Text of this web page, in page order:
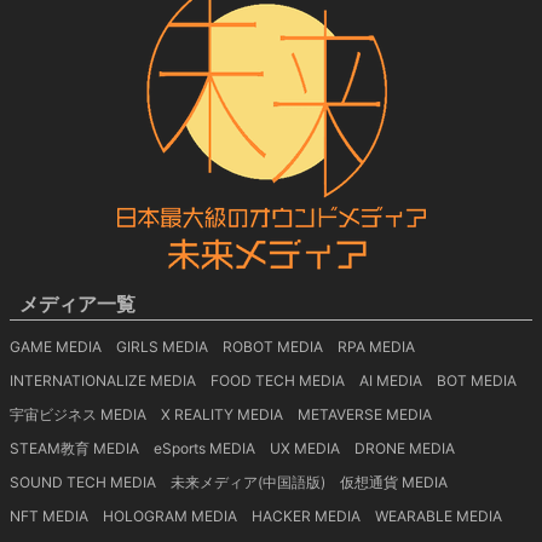
メディア一覧
GAME MEDIA GIRLS MEDIA ROBOT MEDIA
RPA MEDIA
INTERNATIONALIZE MEDIA
FOOD TECH MEDIA AI MEDIA
BOT MEDIA
宇宙ビジネス MEDIA
X REALITY MEDIA
METAVERSE MEDIA
STEAM教育 MEDIA
eSports MEDIA UX MEDIA
DRONE MEDIA
SOUND TECH MEDIA
未来メディア(中国語版)
仮想通貨 MEDIA
NFT MEDIA
HOLOGRAM MEDIA HACKER MEDIA
WEARABLE MEDIA